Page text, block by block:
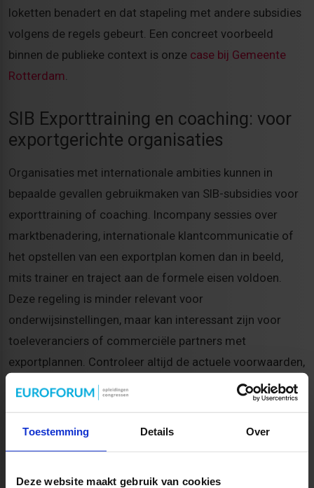
Toestemming Details Over
Deze website maakt gebruik van cookies
loketten benadert en dat stapeling met andere subsidies
volgens de regels gebeurt. Een concreet voorbeeld
binnen de publieke context is onze case bij Gemeente
Rotterdam.
SIB Exporttraining en coaching: voor
exportgerichte organisaties
Organisaties met internationale ambities kunnen in
bepaalde gevallen gebruikmaken van SIB-subsidies voor
exporttraining of coaching. Incompany sessies over
marktbenadering, internationale klantcommunicatie of
het opstellen van een exportplan komen dan in beeld,
mits trainer en traject aan de formele eisen voldoen.
Deze regeling is minder relevant voor
onderwijsinstellingen, maar kan interessant zijn voor
toeleveranciers of commerciële partners met
exportplannen. Controleer altijd de actuele voorwaarden,
onafhankelijkheidseisen en benodigde bijlagen zoals cv’s
Aanvragen in 2026: zo pak je het